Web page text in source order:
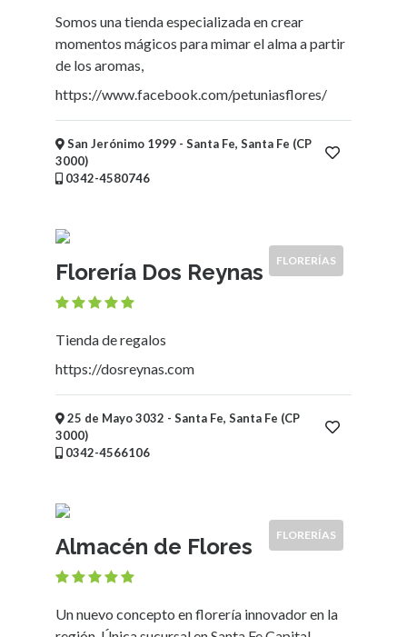
Deportes
Recreación
Educación
Ubicación
Ciudad
Somos una tienda especializada en crear
momentos mágicos para mimar el alma a partir
de los aromas,
https://www.facebook.com/petuniasflores/
San Jerónimo 1999 - Santa Fe, Santa Fe (CP
3000)
0342-4580746
FLORERÍAS
Florería Dos Reynas
Tienda de regalos
https://dosreynas.com
25 de Mayo 3032 - Santa Fe, Santa Fe (CP
3000)
0342-4566106
FLORERÍAS
Almacén de Flores
Un nuevo concepto en florería innovador en la